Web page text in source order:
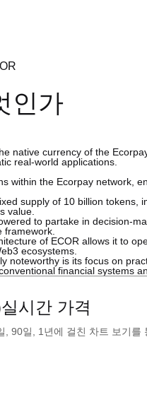
인가
native currency of the
real-world applications.
within the Ecorpay network,
supply of 10 billion
value.
to partake in decision-
of ECOR allows it to
ecosystems.
noteworthy is its focus on
financial systems
시간 가격
, 90일, 1년에 걸친 차트 보기